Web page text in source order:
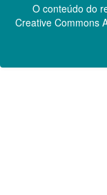
O conteúdo do
Creative Commons